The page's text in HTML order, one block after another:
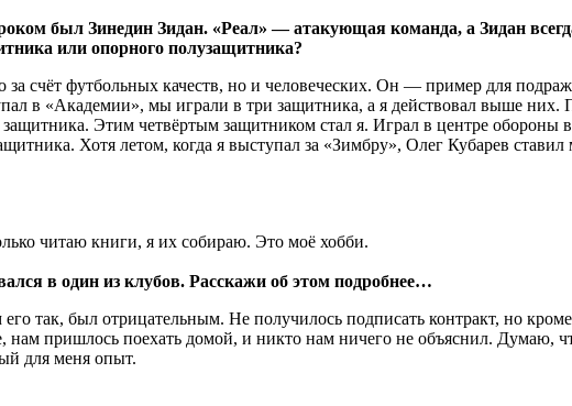
был Зинедин Зидан. «Реал» — атакующая команда, а Зидан
или опорного полузащитника?
счёт футбольных качеств, но и человеческих. Он — пример для
в «Академии», мы играли в три защитника, а я действовал выше
Этим четвёртым защитником стал я. Играл в центре
Хотя летом, когда я выступал за «Зимбру», Олег Кубарев
читаю книги, я их собираю. Это моё хобби.
в один из клубов. Расскажи об этом подробнее…
так, был отрицательным. Не получилось подписать контракт, но
нам пришлось поехать домой, и никто нам ничего не объяснил. Думаю,
для меня опыт.